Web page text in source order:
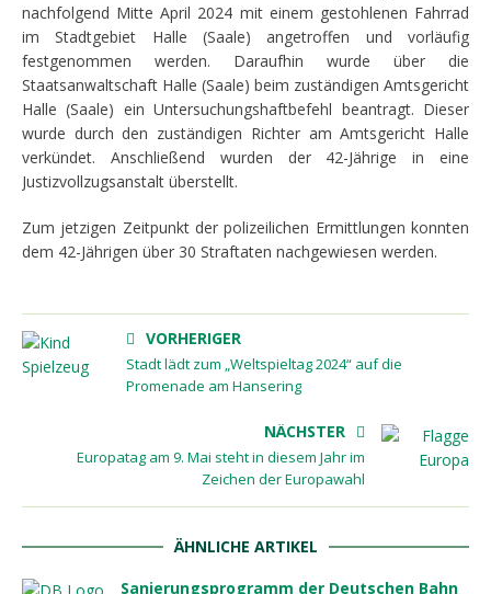
nachfolgend Mitte April 2024 mit einem gestohlenen Fahrrad
im Stadtgebiet Halle (Saale) angetroffen und vorläufig
festgenommen werden. Daraufhin wurde über die
Staatsanwaltschaft Halle (Saale) beim zuständigen Amtsgericht
Halle (Saale) ein Untersuchungshaftbefehl beantragt. Dieser
wurde durch den zuständigen Richter am Amtsgericht Halle
verkündet. Anschließend wurden der 42-Jährige in eine
Justizvollzugsanstalt überstellt.
Zum jetzigen Zeitpunkt der polizeilichen Ermittlungen konnten
dem 42-Jährigen über 30 Straftaten nachgewiesen werden.
VORHERIGER
Stadt lädt zum „Weltspieltag 2024“ auf die
Promenade am Hansering
NÄCHSTER
Europatag am 9. Mai steht in diesem Jahr im
Zeichen der Europawahl
ÄHNLICHE ARTIKEL
Sanierungsprogramm der Deutschen Bahn